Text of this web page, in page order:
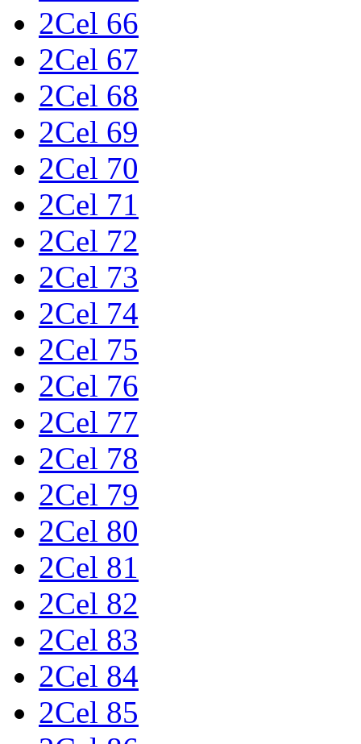
2Cel 66
2Cel 67
2Cel 68
2Cel 69
2Cel 70
2Cel 71
2Cel 72
2Cel 73
2Cel 74
2Cel 75
2Cel 76
2Cel 77
2Cel 78
2Cel 79
2Cel 80
2Cel 81
2Cel 82
2Cel 83
2Cel 84
2Cel 85